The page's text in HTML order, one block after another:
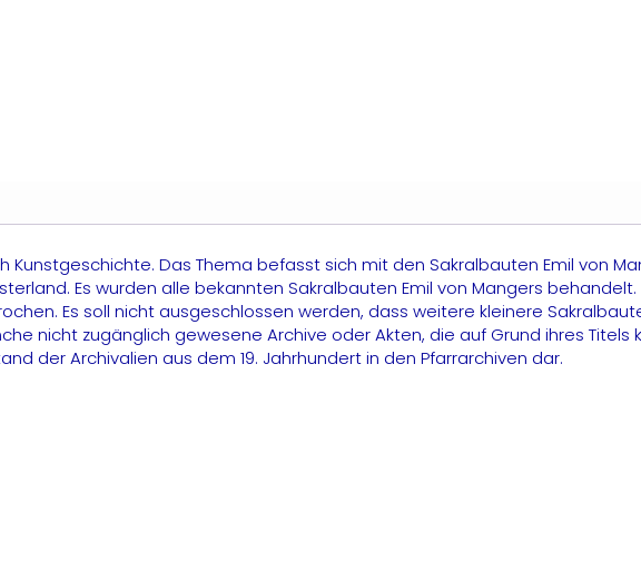
Das Thema befasst sich mit den Sakralbauten Emil von
Es wurden alle bekannten Sakralbauten Emil von Mangers behandelt.
Es soll nicht ausgeschlossen werden, dass weitere kleinere
nicht zugänglich gewesene Archive oder Akten, die auf Grund ihres Titels
der Archivalien aus dem 19. Jahrhundert in den Pfarrarchiven dar.